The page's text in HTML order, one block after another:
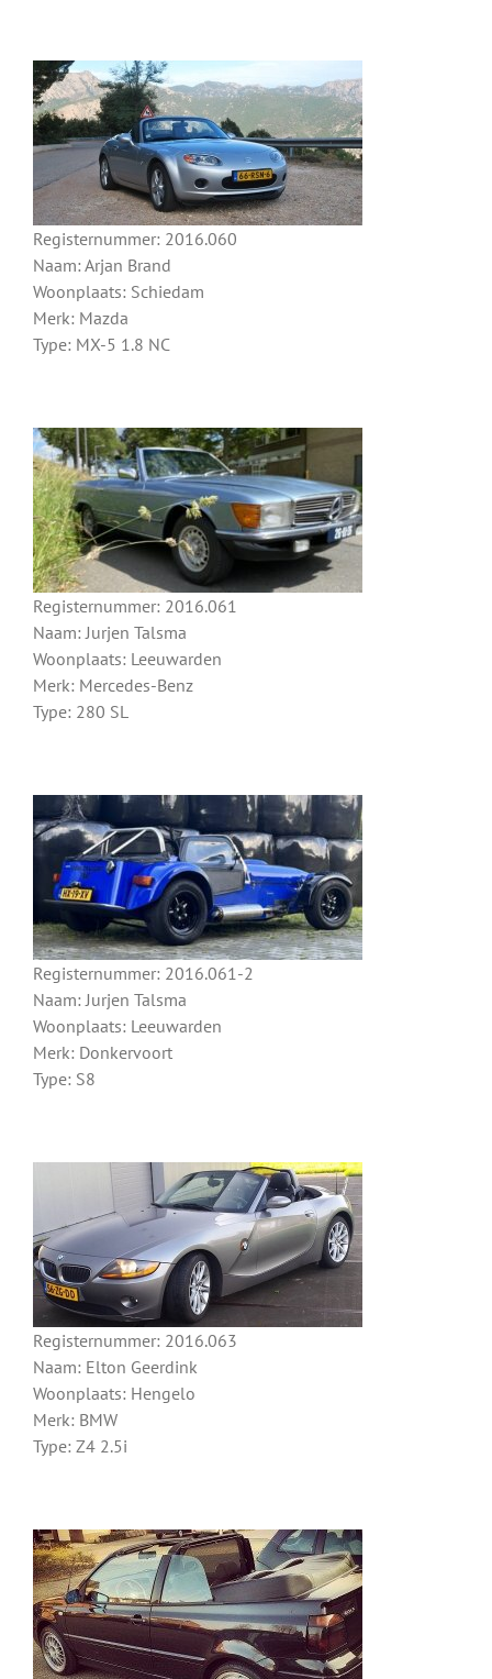
Registernummer: 2016.060
Naam: Arjan Brand
Woonplaats: Schiedam
Merk: Mazda
Type: MX-5 1.8 NC
Registernummer: 2016.061
Naam: Jurjen Talsma
Woonplaats: Leeuwarden
Merk: Mercedes-Benz
Type: 280 SL
Registernummer: 2016.061-2
Naam: Jurjen Talsma
Woonplaats: Leeuwarden
Merk: Donkervoort
Type: S8
Registernummer: 2016.063
Naam: Elton Geerdink
Woonplaats: Hengelo
Merk: BMW
Type: Z4 2.5i